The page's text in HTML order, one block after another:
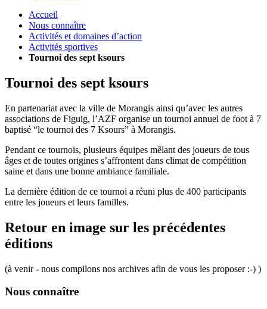
Accueil
Nous connaître
Activités et domaines d’action
Activités sportives
Tournoi des sept ksours
Tournoi des sept ksours
En partenariat avec la ville de Morangis ainsi qu’avec les autres
associations de Figuig, l’AZF organise un tournoi annuel de foot à 7
baptisé “le tournoi des 7 Ksours” à Morangis.
Pendant ce tournois, plusieurs équipes mêlant des joueurs de tous
âges et de toutes origines s’affrontent dans climat de compétition
saine et dans une bonne ambiance familiale.
La dernière édition de ce tournoi a réuni plus de 400 participants
entre les joueurs et leurs familles.
Retour en image sur les précédentes
éditions
(à venir - nous compilons nos archives afin de vous les proposer :-) )
Nous connaître